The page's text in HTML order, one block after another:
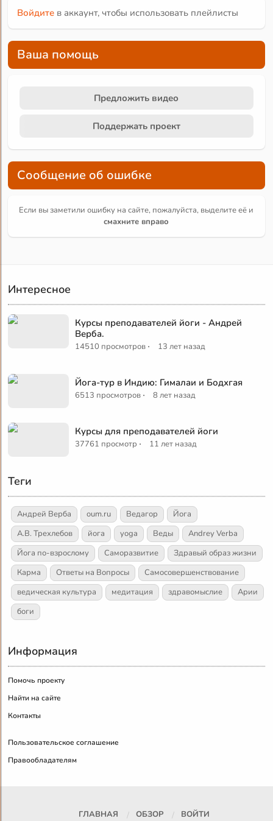
Войдите в аккаунт, чтобы использовать плейлисты
Ваша помощь
Предложить видео
Поддержать проект
Сообщение об ошибке
Если вы заметили ошибку на сайте, пожалуйста, выделите её и
смахните вправо
Интересное
Курсы преподавателей йоги - Андрей
Верба.
14510 просмотров · 13 лет назад
Йога-тур в Индию: Гималаи и Бодхгая
6513 просмотров · 8 лет назад
Курсы для преподавателей йоги
37761 просмотр · 11 лет назад
Теги
Андрей Верба oum.ru Ведагор
Йога
А.В. Трехлебов
йога yoga Веды
Andrey Verba
Йога по-взрослому
Саморазвитие
Здравый образ жизни
Карма
Ответы на Вопросы
Самосовершенствование
ведическая культура
медитация здравомыслие
Арии
боги
Информация
Помочь проекту
Найти на сайте
Контакты
Пользовательское соглашение
Правообладателям
ГЛАВНАЯ ОБЗОР
ВОЙТИ